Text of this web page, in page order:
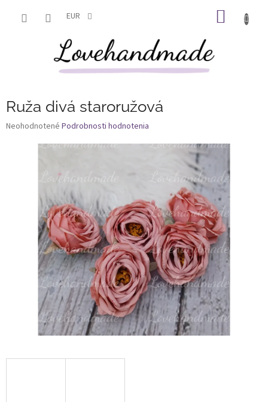
EUR
Ruža divá staroružová
Priemerné
hviezdičiek.
Neohodnotené Podrobnosti hodnotenia